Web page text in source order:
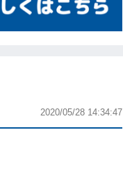
2020/05/28 14:34:47